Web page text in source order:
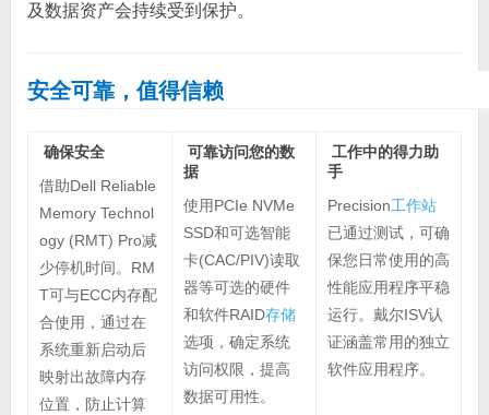
及数据资产会持续受到保护。
安全可靠，值得信赖
确保安全
借助Dell Reliable
Memory Technol
ogy (RMT) Pro减
少停机时间。RM
T可与ECC内存配
合使用，通过在
系统重新启动后
映射出故障内存
位置，防止计算
可靠访问您的数
据
使用PCIe NVMe
SSD和可选智能
卡(CAC/PIV)读取
器等可选的硬件
和软件RAID存储
选项，确定系统
访问权限，提高
数据可用性。
工作中的得力助
手
Precision工作站
已通过测试，可确
保您日常使用的高
性能应用程序平稳
运行。戴尔ISV认
证涵盖常用的独立
软件应用程序。